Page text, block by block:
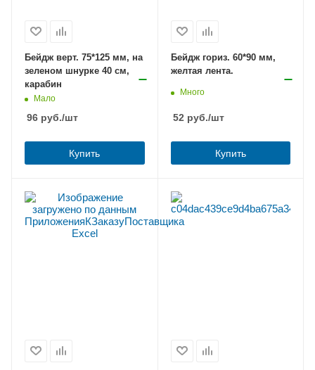
Бейдж верт. 75*125 мм, на
зеленом шнурке 40 см,
карабин
Мало
96 руб./шт
Купить
Бейдж гориз. 60*90 мм,
желтая лента.
Много
52 руб./шт
Купить